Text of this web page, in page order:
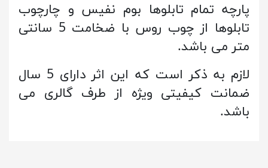
پارچه تمام تابلوها بوم نفیس و چارچوب
تابلوها از چوب روس با ضخامت 5 سانتی
متر می باشد.
لازم به ذکر است که این اثر دارای 5 سال
ضمانت کیفیتی ویژه از طرف گالری می
باشد.